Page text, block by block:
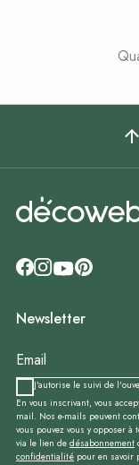
Newsletter
J'autorise le suivi de
En vous inscrivant, vous
mail. Nos e-mails peuvent
vous pouvez vous y opposer
via le lien de désabonnement
confidentialité pour en savoir